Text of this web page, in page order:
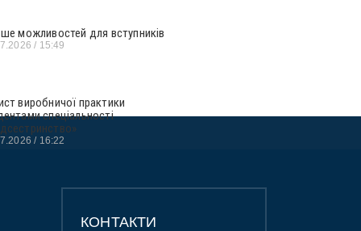
можливостей для вступників
15:49
виробничої практики
спеціальності
16:22
КОНТАКТИ